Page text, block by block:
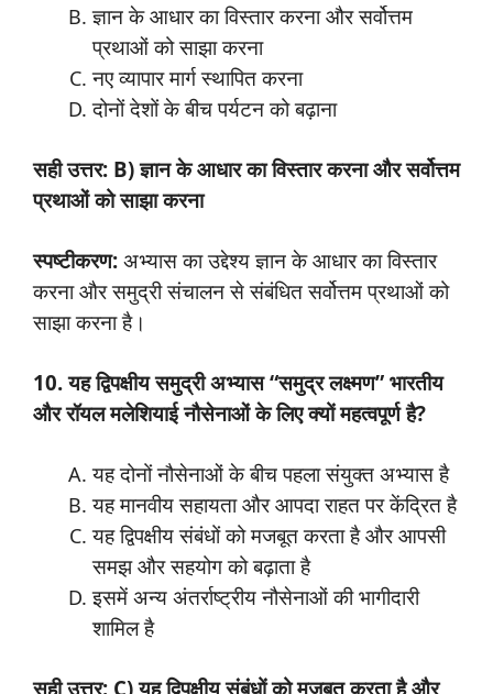
ज्ञान के आधार का विस्तार करना और सर्वोत्तम
प्रथाओं को साझा करना
नए व्यापार मार्ग स्थापित करना
दोनों देशों के बीच पर्यटन को बढ़ाना
सही उत्तर: B) ज्ञान के आधार का विस्तार करना और सर्वोत्तम
प्रथाओं को साझा करना
स्पष्टीकरण: अभ्यास का उद्देश्य ज्ञान के आधार का विस्तार
करना और समुद्री संचालन से संबंधित सर्वोत्तम प्रथाओं को
साझा करना है।
10. यह द्विपक्षीय समुद्री अभ्यास “समुद्र लक्ष्मण” भारतीय
और रॉयल मलेशियाई नौसेनाओं के लिए क्यों महत्वपूर्ण है?
यह दोनों नौसेनाओं के बीच पहला संयुक्त अभ्यास है
यह मानवीय सहायता और आपदा राहत पर केंद्रित है
यह द्विपक्षीय संबंधों को मजबूत करता है और आपसी
समझ और सहयोग को बढ़ाता है
इसमें अन्य अंतर्राष्ट्रीय नौसेनाओं की भागीदारी
शामिल है
सही उत्तर: C) यह द्विपक्षीय संबंधों को मजबूत करता है और